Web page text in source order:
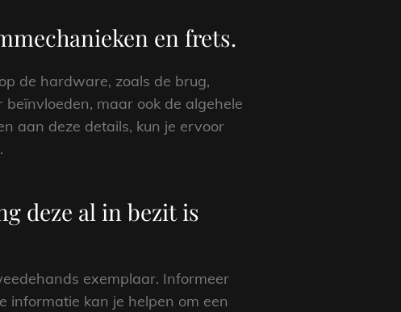
en frets.
de hardware, zoals de brug,
maar ook de algehele
aan deze details, kun je ervoor
deze al in bezit is
exemplaar. Informeer
informatie kan je helpen om een